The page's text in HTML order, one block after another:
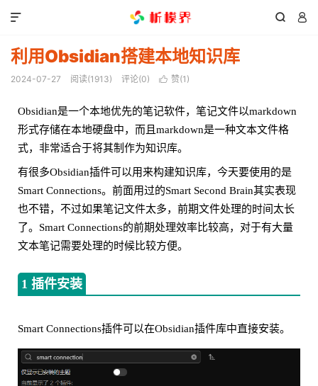
 

利用Obsidian搭建本地知识库
2024-07-27 阅读(1913) 评论(0)  赞(1 )
Obsidian是一个本地优先的笔记软件，笔记文件以markdown
形式存储在本地硬盘中，而且markdown是一种文本文件格
式，非常适合于将其制作为知识库。
有很多Obsidian插件可以用来构建知识库，今天要使用的是
Smart Connections。前面用过的Smart Second Brain其实表现
也不错，不过如果笔记文件太多，前期文件处理的时间太长
了。Smart Connections的前期处理效率比较高，对于有大量
文本笔记需要处理的时候比较方便。
1 插件安装
Smart Connections插件可以在Obsidian插件库中直接安装。